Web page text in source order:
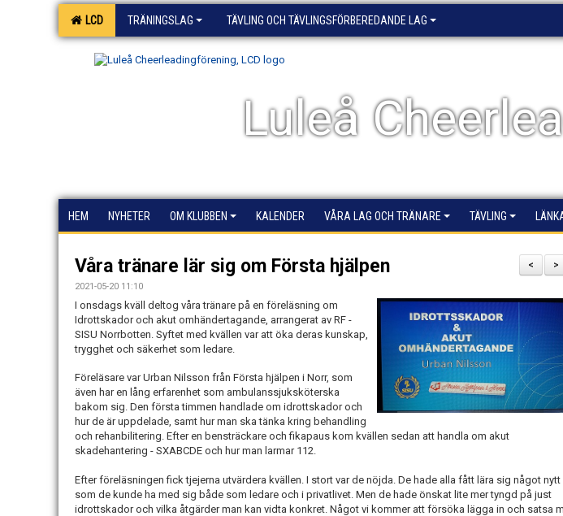
LCD TRÄNINGSLAG TÄVLING OCH TÄVLINGSFÖRBEREDANDE LAG
Luleå
HEM NYHETER OM KLUBBEN KALENDER VÅRA LAG OCH TRÄNARE TÄVLING
>
<
Våra tränare lär sig om Första hjälpen
2021-05-20 11:10
I onsdags kväll deltog våra tränare på en föreläsning om
Idrottskador och akut omhändertagande, arrangerat av RF -
SISU Norrbotten. Syftet med kvällen var att öka deras kunskap,
trygghet och säkerhet som ledare.
Föreläsare var Urban Nilsson från Första hjälpen i Norr, som
även har en lång erfarenhet som ambulanssjuksköterska
bakom sig. Den första timmen handlade om idrottskador och
hur de är uppdelade, samt hur man ska tänka kring behandling
och rehanbilitering. Efter en bensträckare och fikapaus kom kvällen sedan att handla om akut
skadehantering - SXABCDE och hur man larmar 112.
Efter föreläsningen fick tjejerna utvärdera kvällen. I stort var de nöjda. De hade alla fått lära sig något nytt
som de kunde ha med sig både som ledare och i privatlivet. Men de hade önskat lite mer tyngd på just
idrottskador och vilka åtgärder man kan vidta konkret. Något vi kommer att försöka lägga in och satsa